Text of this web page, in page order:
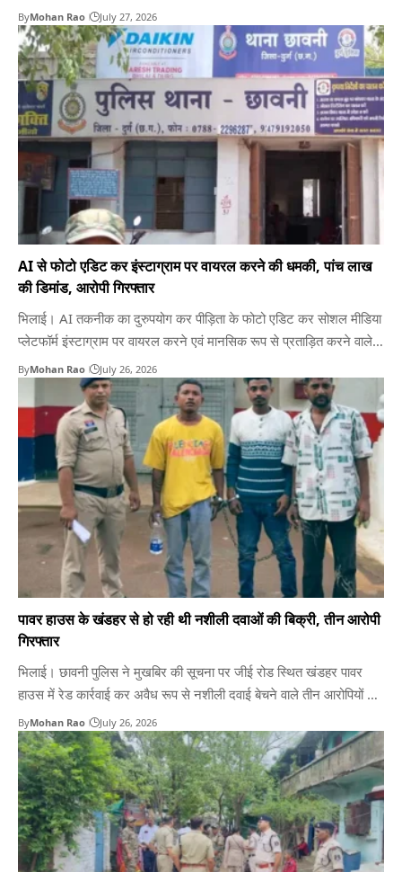
मकान मालकिन जुआ खिलवा रही थी। पुलिस ने रेड के बाद 14 जुआरियों के
साथ मकान मालकिन को भी…
ByMohan Rao July 27, 2026
AI से फोटो एडिट कर इंस्टाग्राम पर वायरल करने की धमकी, पांच लाख
की डिमांड, आरोपी गिरफ्तार
भिलाई। AI तकनीक का दुरुपयोग कर पीड़िता के फोटो एडिट कर सोशल मीडिया
प्लेटफॉर्म इंस्टाग्राम पर वायरल करने एवं मानसिक रूप से प्रताड़ित करने वाले
आरोपी को गिरफ्तार किया गया। आरोपी द्वारा पीड़िता से 5,00,000 की मांग की
गई तथा रकम नहीं देने पर उसके पति को जान से मारने…
ByMohan Rao July 26, 2026
पावर हाउस के खंडहर से हो रही थी नशीली दवाओं की बिक्री, तीन आरोपी
गिरफ्तार
भिलाई। छावनी पुलिस ने मुखबिर की सूचना पर जीई रोड स्थित खंडहर पावर
हाउस में रेड कार्रवाई कर अवैध रूप से नशीली दवाई बेचने वाले तीन आरोपियों को
गिरफ्तार किया। आरोपियों के कब्जे से 500 नग (NRX) ALPRAZOLAM
TABLETS IP 0.5 MG नशीली टैबलेट एवं बिक्री की नगद राशि सहित…
ByMohan Rao July 26, 2026